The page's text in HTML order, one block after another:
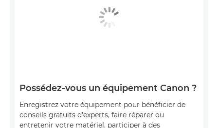
Possédez-vous un équipement Canon ?
Enregistrez votre équipement pour bénéficier de
conseils gratuits d'experts, faire réparer ou
entretenir votre matériel, participer à des